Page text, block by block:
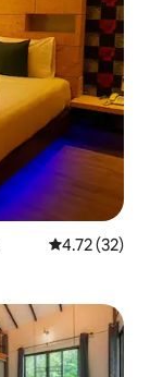
Calificación
4.72 (32)